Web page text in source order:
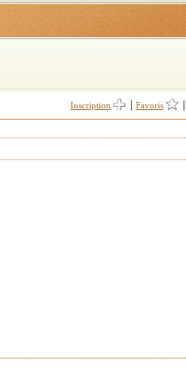
Inscription Favoris